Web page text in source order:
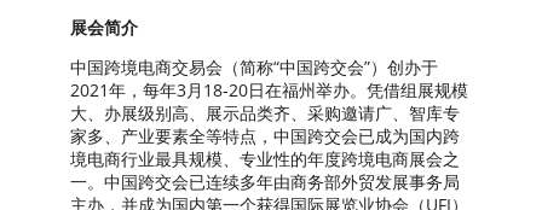
展会简介
中国跨境电商交易会（简称“中国跨交会”）创办于
2021年，每年3月18-20日在福州举办。凭借组展规模
大、办展级别高、展示品类齐、采购邀请广、智库专
家多、产业要素全等特点，中国跨交会已成为国内跨
境电商行业最具规模、专业性的年度跨境电商展会之
一。中国跨交会已连续多年由商务部外贸发展事务局
主办，并成为国内第一个获得国际展览业协会（UFI）